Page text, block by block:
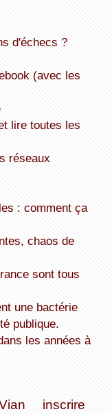
d'échecs ?
publique.
inscrire